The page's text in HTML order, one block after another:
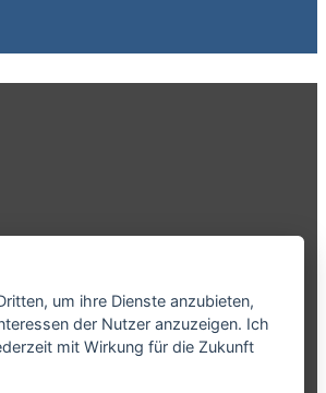
um ihre Dienste anzubieten,
der Nutzer anzuzeigen. Ich
mit Wirkung für die Zukunft